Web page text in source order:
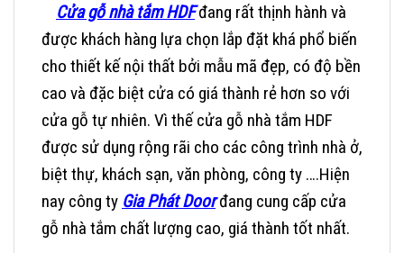
Cửa gỗ nhà tắm HDFđang rất thịnh hành và
được khách hàng lựa chọn lắp đặt khá phổ biến
cho thiết kế nội thất bởi mẫu mã đẹp, có độ bền
cao và đặc biệt cửa có giá thành rẻ hơn so với
cửa gỗ tự nhiên. Vì thế cửa gỗ nhà tắm HDF
được sử dụng rộng rãi cho các công trình nhà ở,
biệt thự, khách sạn, văn phòng, công ty ….Hiện
nay công ty Gia Phát Doorđang cung cấp cửa
gỗ nhà tắm chất lượng cao, giá thành tốt nhất.